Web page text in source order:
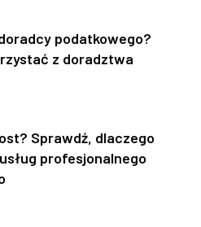
podatkowego?
z doradztwa
Sprawdź, dlaczego
profesjonalnego